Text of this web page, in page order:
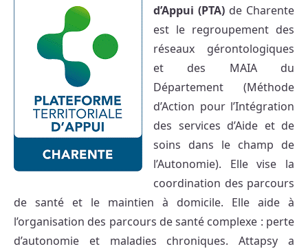
d’Appui (PTA) de Charente
est le regroupement des
réseaux gérontologiques
et des MAIA du
Département (Méthode
d’Action pour l’Intégration
des services d’Aide et de
soins dans le champ de
l’Autonomie). Elle vise la
coordination des parcours
de santé et le maintien à domicile. Elle aide à
l’organisation des parcours de santé complexe : perte
d’autonomie et maladies chroniques. Attapsy a